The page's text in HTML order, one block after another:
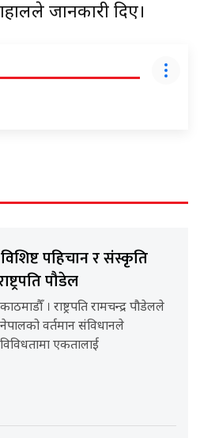
जानकारी दिए।
पहिचान र संस्कृति
पौडेल
काठमाडौँ । राष्ट्रपति रामचन्द्र पौडेलले
नेपालको वर्तमान संविधानले
विविधतामा एकतालाई